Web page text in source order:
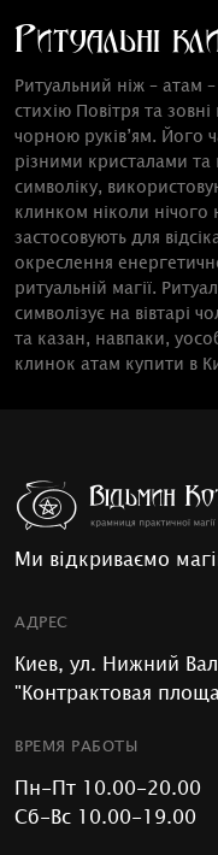
Ритуальні
Ритуальний ніж – атам
стихію Повітря та
чорною руків’ям. Його
різними кристалами та
символіку,
клинком ніколи нічого
застосовують для
окреслення
ритуальній магії.
символізує на вівтарі
та казан, навпаки,
клинок атам купити в
ритуальній практиці.
ритуальний пиріг, ним
мотузки, зрізають
Ми відкриваємо
АДРЕС
Киев, ул. Нижний
"Контрактовая
ВРЕМЯ РАБОТЫ
Пн-Пт 10.00-20.00
Сб-Вс 10.00-19.00